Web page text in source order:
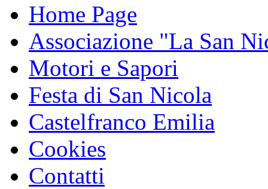
Home Page
Associazione "La San
Motori e Sapori
Festa di San Nicola
Castelfranco Emilia
Cookies
Contatti